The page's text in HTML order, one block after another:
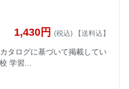
1,430円 (税込) 【送料込】
タログに基づいて掲載してい
学習...